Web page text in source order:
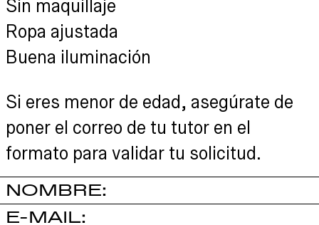
Sin maquillaje
Ropa ajustada
Buena iluminación
Si eres menor de edad, asegúrate de
poner el correo de tu tutor en el
formato para validar tu solicitud.
NOMBRE
E-MAIL